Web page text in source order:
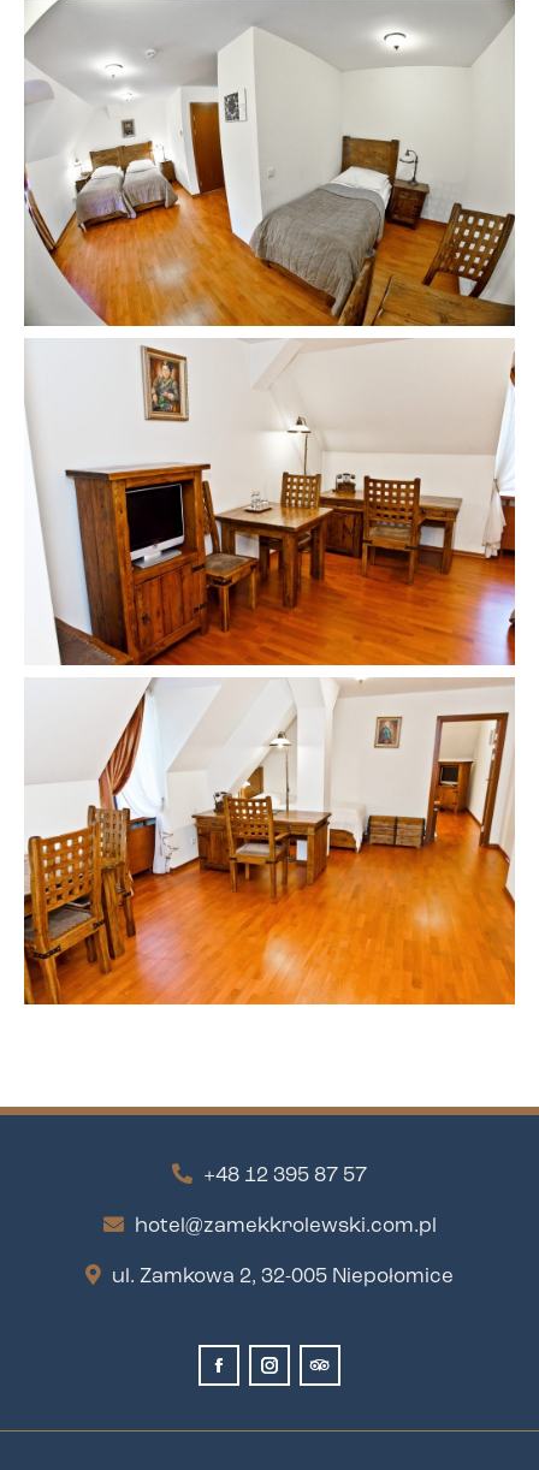
+48 12 395 87 57
hotel@zamekkrolewski.com.pl
ul. Zamkowa 2, 32-005 Niepołomice
FacebookInstagramTripAdvisor